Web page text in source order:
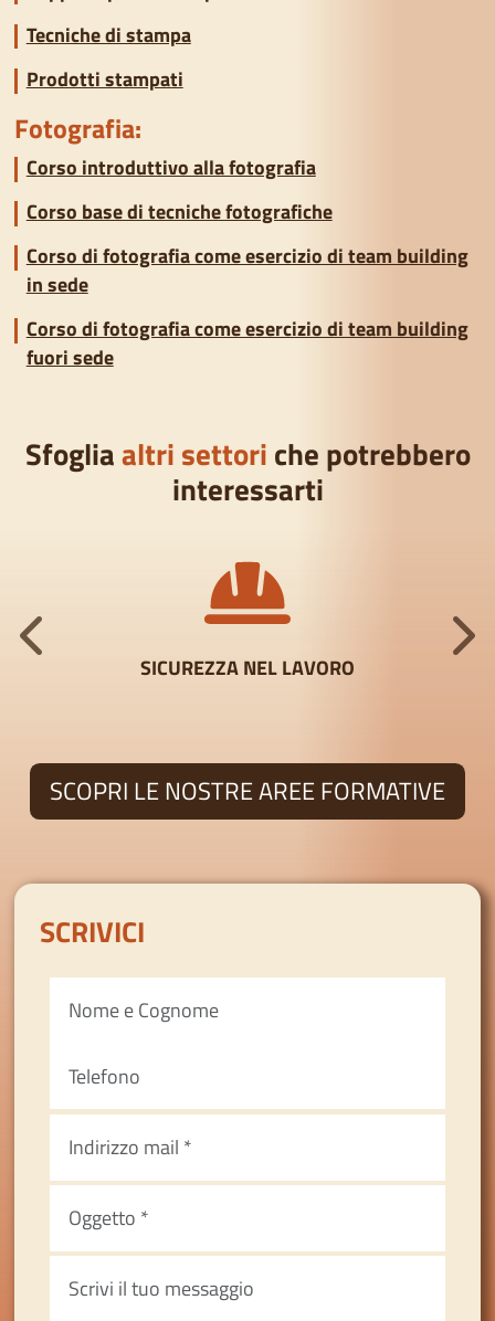
Tecniche di stampa
Prodotti stampati
Fotografia:
Corso introduttivo alla fotografia
Corso base di tecniche fotografiche
Corso di fotografia come esercizio di team building
in sede
Corso di fotografia come esercizio di team building
fuori sede
Sfogliaaltri settoriche potrebbero
interessarti
SICUREZZA NEL LAVORO
SCOPRI LE NOSTRE AREE FORMATIVE
SCRIVICI